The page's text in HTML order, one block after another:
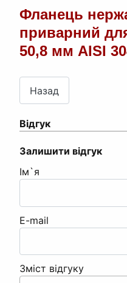
Фланець
приварний
50,8 мм AISI
Відгук
Залишити відгук
Ім`я
E-mail
Зміст відгуку